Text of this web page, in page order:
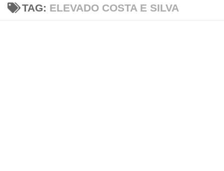
TAG: ELEVADO COSTA E SILVA